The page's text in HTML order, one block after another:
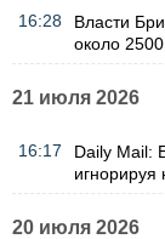
16:28
Власти
около
21 июля 2026
16:17
Daily Mail:
игнорируя
20 июля 2026